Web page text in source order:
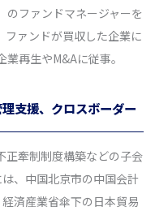
のファンドマネージャーを
ファンドが買収した企業に
再生やM&Aに従事。
支援、クロスボーダー
正牽制制度構築などの子会
、中国北京市の中国会計
済産業省傘下の日本貿易